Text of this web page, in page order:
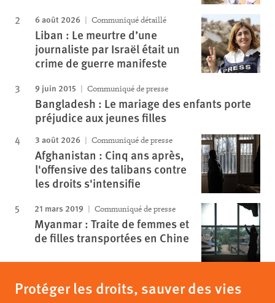
6 août 2026 Communiqué détaillé
Liban : Le meurtre d’une
journaliste par Israël était un
crime de guerre manifeste
9 juin 2015 Communiqué de presse
Bangladesh : Le mariage des enfants porte
préjudice aux jeunes filles
3 août 2026 Communiqué de presse
Afghanistan : Cinq ans après,
l'offensive des talibans contre
les droits s'intensifie
21 mars 2019 Communiqué de presse
Myanmar : Traite de femmes et
de filles transportées en Chine
Protéger les droits, sauver des vies